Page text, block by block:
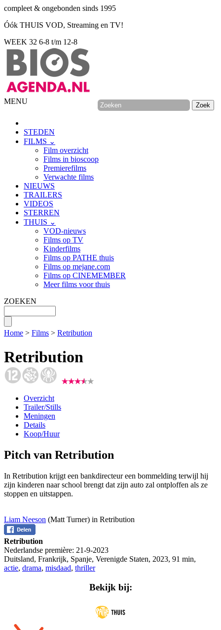
compleet & ongebonden sinds 1995
Óók THUIS VOD, Streaming en TV!
WEEK 32 6-8 t/m 12-8
MENU
STEDEN
FILMS ⌄
Film overzicht
Films in bioscoop
Premierefilms
Verwachte films
NIEUWS
TRAILERS
VIDEOS
STERREN
THUIS ⌄
VOD-nieuws
Films op TV
Kinderfilms
Films op PATHE thuis
Films op mejane.com
Films op CINEMEMBER
Meer films voor thuis
ZOEKEN
Home > Films > Retribution
Retribution
Overzicht
Trailer/Stills
Meningen
Details
Koop/Huur
Pitch van Retribution
In Retribution krijgt een bankdirecteur een bommelding terwijl hij
zijn kinderen naar school brengt dat zijn auto zal ontploffen als ze
stoppen en uitstappen.
Liam Neeson (Matt Turner) in Retribution
Retribution
Nederlandse première: 21-9-2023
Duitsland, Frankrijk, Spanje, Verenigde Staten, 2023, 91 min,
actie, drama, misdaad, thriller
Bekijk bij: